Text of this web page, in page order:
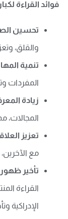
فوائد القراءة
تحسين
والقلق،
تنمية
المفردات
زيادة
المجالات،
تعزيز
مع
تأخير
القراءة
الإدراكية